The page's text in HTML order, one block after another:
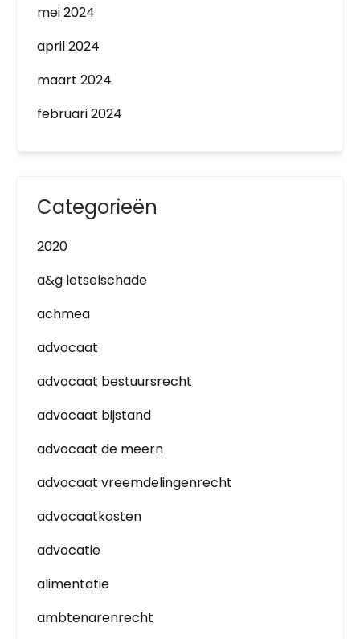
mei 2024
april 2024
maart 2024
februari 2024
Categorieën
2020
a&g letselschade
achmea
advocaat
advocaat bestuursrecht
advocaat bijstand
advocaat de meern
advocaat vreemdelingenrecht
advocaatkosten
advocatie
alimentatie
ambtenarenrecht